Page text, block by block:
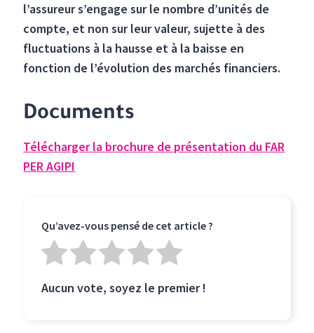
l’assureur s’engage sur le nombre d’unités de
compte, et non sur leur valeur, sujette à des
fluctuations à la hausse et à la baisse en
fonction de l’évolution des marchés financiers.
Documents
Télécharger la brochure de présentation du FAR
PER AGIPI
Qu’avez-vous pensé de cet article ?
Aucun vote, soyez le premier !